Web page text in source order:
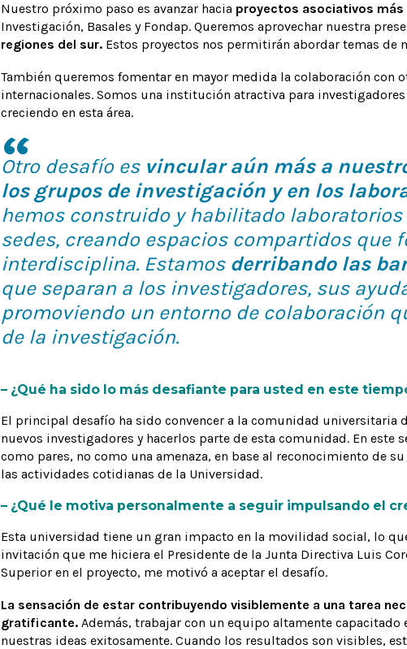
Nuestro próximo paso es avanzar hacia proyectos asociativos
Investigación, Basales y Fondap. Queremos aprovechar nuestra
regiones del sur.Estos proyectos nos permitirán abordar temas de
También queremos fomentar en mayor medida la colaboración con
internacionales. Somos una institución atractiva para
creciendo en esta área.
Otro desafío esvincular aún más a
los grupos de investigación y en los
hemos construido y habilitado
sedes, creando espacios compartidos que
interdisciplina. Estamos derribando las
que separan a los investigadores, sus
promoviendo un entorno de colaboración
de la investigación.
– ¿Qué ha sido lo más desafiante para usted en este
El principal desafío ha sido convencer a la comunidad
nuevos investigadores y hacerlos parte de esta comunidad. En este
como pares, no como una amenaza, en base al reconocimiento de
las actividades cotidianas de la Universidad.
– ¿Qué le motiva personalmente a seguir impulsando el
Esta universidad tiene un gran impacto en la movilidad social, lo
invitación que me hiciera el Presidente de la Junta Directiva Luis
Superior en el proyecto, me motivó a aceptar el desafío.
La sensación de estar contribuyendo visiblemente a una tarea
gratificante.Además, trabajar con un equipo altamente
nuestras ideas exitosamente. Cuando los resultados son visibles,